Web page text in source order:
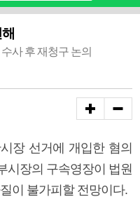
사 후 재청구 논의
장 선거에 개입한 혐의
시장의 구속영장이 법원
이 불가피할 전망이다.